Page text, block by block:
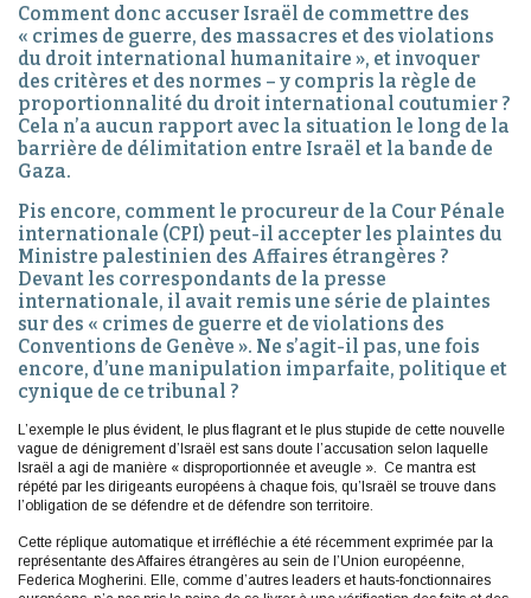
Comment donc accuser Israël de commettre des
« crimes de guerre, des massacres et des violations
du droit international humanitaire », et invoquer
des critères et des normes – y compris la règle de
proportionnalité du droit international coutumier ?
Cela n’a aucun rapport avec la situation le long de la
barrière de délimitation entre Israël et la bande de
Gaza.
Pis encore, comment le procureur de la Cour Pénale
internationale (CPI) peut-il accepter les plaintes du
Ministre palestinien des Affaires étrangères ?
Devant les correspondants de la presse
internationale, il avait remis une série de plaintes
sur des « crimes de guerre et de violations des
Conventions de Genève ». Ne s’agit-il pas, une fois
encore, d’une manipulation imparfaite, politique et
cynique de ce tribunal ?
L’exemple le plus évident, le plus flagrant et le plus stupide de cette nouvelle
vague de dénigrement d’Israël est sans doute l’accusation selon laquelle
Israël a agi de manière « disproportionnée et aveugle ». Ce mantra est
répété par les dirigeants européens à chaque fois, qu’Israël se trouve dans
l’obligation de se défendre et de défendre son territoire.
Cette réplique automatique et irréfléchie a été récemment exprimée par la
représentante des Affaires étrangères au sein de l’Union européenne,
Federica Mogherini. Elle, comme d’autres leaders et hauts-fonctionnaires